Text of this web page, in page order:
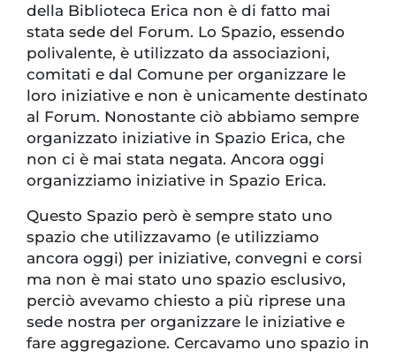
della Biblioteca Erica non è di fatto mai
stata sede del Forum. Lo Spazio, essendo
polivalente, è utilizzato da associazioni,
comitati e dal Comune per organizzare le
loro iniziative e non è unicamente destinato
al Forum. Nonostante ciò abbiamo sempre
organizzato iniziative in Spazio Erica, che
non ci è mai stata negata. Ancora oggi
organizziamo iniziative in Spazio Erica.
Questo Spazio però è sempre stato uno
spazio che utilizzavamo (e utilizziamo
ancora oggi) per iniziative, convegni e corsi
ma non è mai stato uno spazio esclusivo,
perciò avevamo chiesto a più riprese una
sede nostra per organizzare le iniziative e
fare aggregazione. Cercavamo uno spazio in